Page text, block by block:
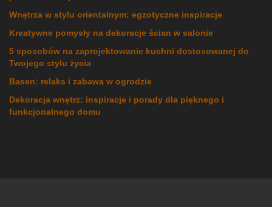
Wnętrza w stylu orientalnym: egzotyczne inspiracje
Kreatywne pomysły na dekoracje ścian w salonie
5 sposobów na zaprojektowanie kuchni dostosowanej do
Twojego stylu życia
Basen: relaks i zabawa w ogrodzie
Dekoracja wnętrz: inspiracje i porady dla pięknego i
funkcjonalnego domu